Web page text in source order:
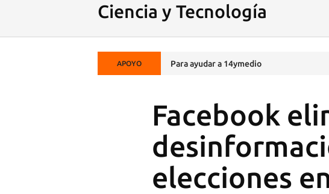
Ciencia y Tecnología
APOYO Para ayudar a 14ymedio
Facebook
elecciones